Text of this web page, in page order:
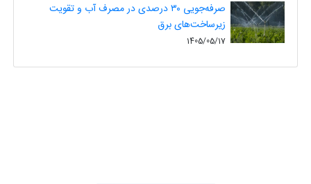
صرفه‌جویی ۳۰ درصدی در مصرف آب و تقویت
زیرساخت‌های برق
1405/05/17